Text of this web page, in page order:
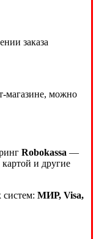
заказа
магазине, можно
Robokassa —
и другие
МИР, Visa,